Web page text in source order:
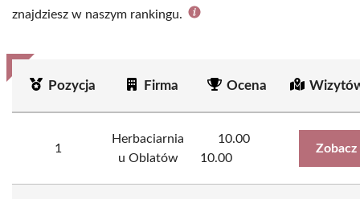
znajdziesz w naszym rankingu.
Pozycja Firma Ocena
1
Herbaciarnia
u Oblatów
10.00
10.00
Zobacz